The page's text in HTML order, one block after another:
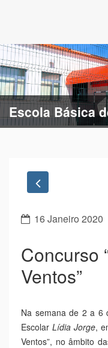
Escola Básica
Previous
16 Janeiro 2020
Concurso
Ventos”
Na semana de 2 a 6
Escolar Lídia Jorge,
Ventos”, no âmbito